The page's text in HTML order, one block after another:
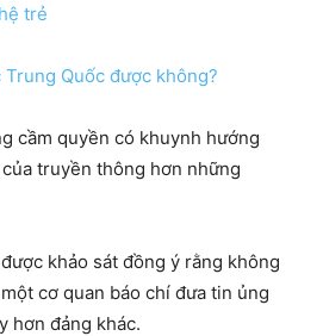
trẻ
Quốc được không?
cầm quyền có khuynh hướng
truyền thông hơn những
khảo sát đồng ý rằng không
cơ quan báo chí đưa tin ủng
hơn đảng khác.